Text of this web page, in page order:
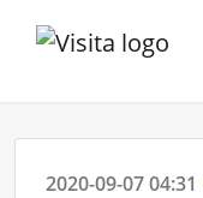
2020-09-07 04:31